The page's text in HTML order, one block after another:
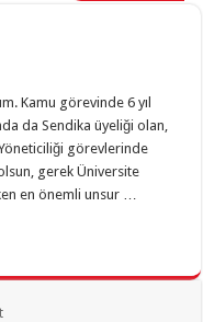
Kamu görevinde 6 yıl
da Sendika üyeliği olan,
görevlerinde
gerek Üniversite
en önemli unsur …